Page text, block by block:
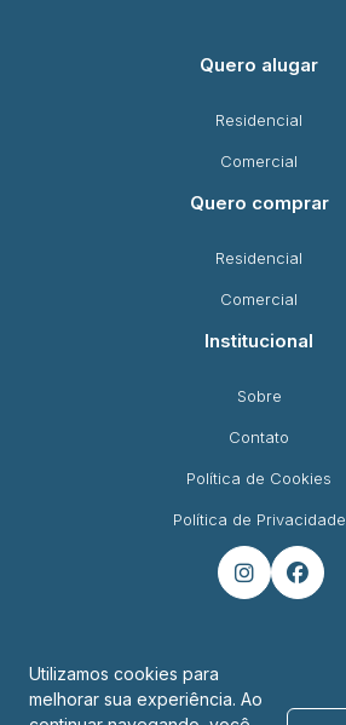
Quero alugar
Residencial
Comercial
Quero comprar
Residencial
Comercial
Institucional
Sobre
Contato
Política de Cookies
Política de Privacidade
 
Endereço
Utilizamos cookies para
melhorar sua experiência. Ao